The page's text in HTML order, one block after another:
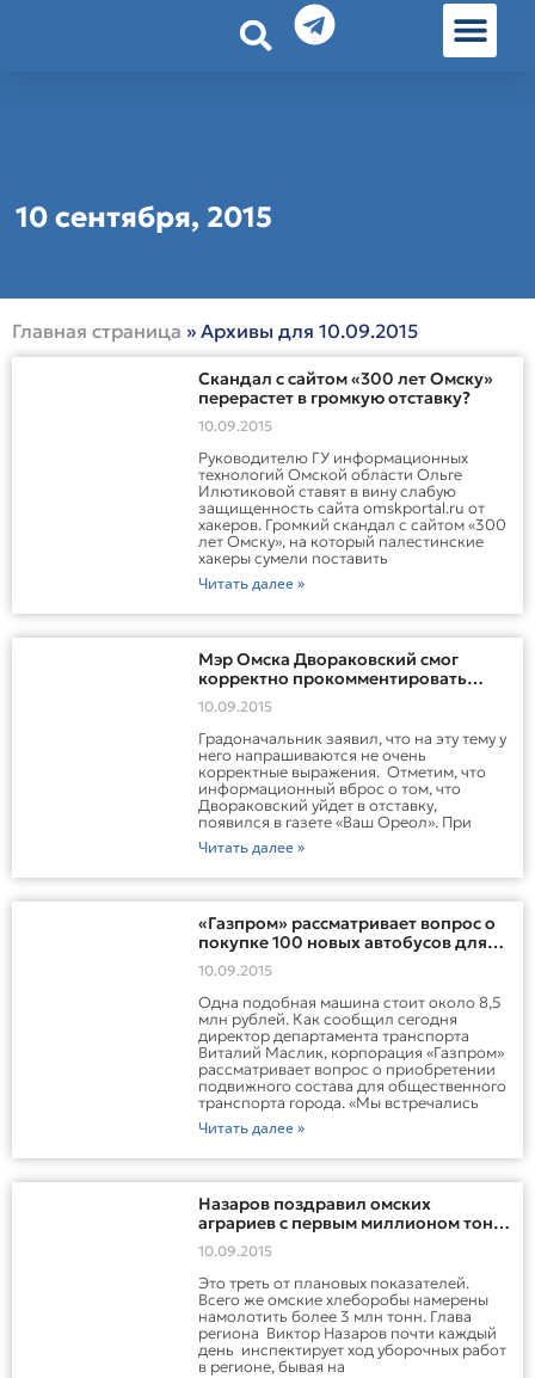
10 сентября, 2015
Главная страница » Архивы для 10.09.2015
Скандал с сайтом «300 лет Омску»
перерастет в громкую отставку?
10.09.2015
Руководителю ГУ информационных
технологий Омской области Ольге
Илютиковой ставят в вину слабую
защищенность сайта omskportal.ru от
хакеров. Громкий скандал с сайтом «300
лет Омску», на который палестинские
хакеры сумели поставить
Читать далее »
Мэр Омска Двораковский смог
корректно прокомментировать
слухи о своей отставке
10.09.2015
Градоначальник заявил, что на эту тему у
него напрашиваются не очень
корректные выражения. Отметим, что
информационный вброс о том, что
Двораковский уйдет в отставку,
появился в газете «Ваш Ореол». При
Читать далее »
«Газпром» рассматривает вопрос о
покупке 100 новых автобусов для
Омска
10.09.2015
Одна подобная машина стоит около 8,5
млн рублей. Как сообщил сегодня
директор департамента транспорта
Виталий Маслик, корпорация «Газпром»
рассматривает вопрос о приобретении
подвижного состава для общественного
транспорта города. «Мы встречались
Читать далее »
Назаров поздравил омских
аграриев с первым миллионом тонн
зерна
10.09.2015
Это треть от плановых показателей.
Всего же омские хлеборобы намерены
намолотить более 3 млн тонн. Глава
региона Виктор Назаров почти каждый
день инспектирует ход уборочных работ
в регионе, бывая на